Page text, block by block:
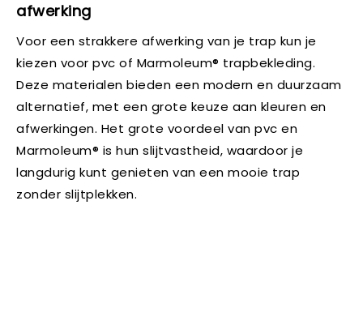
afwerking
Voor een strakkere afwerking van je trap kun je
kiezen voor pvc of Marmoleum® trapbekleding.
Deze materialen bieden een modern en duurzaam
alternatief, met een grote keuze aan kleuren en
afwerkingen. Het grote voordeel van pvc en
Marmoleum® is hun slijtvastheid, waardoor je
langdurig kunt genieten van een mooie trap
zonder slijtplekken.